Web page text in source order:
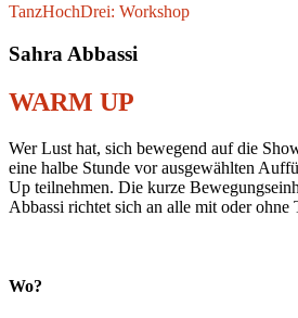
TanzHochDrei: Workshop
Sahra Abbassi
WARM UP
Wer Lust hat, sich bewegend auf die
eine halbe Stunde vor ausgewählten
Up teilnehmen. Die kurze
Abbassi richtet sich an alle mit oder ohne
Wo?